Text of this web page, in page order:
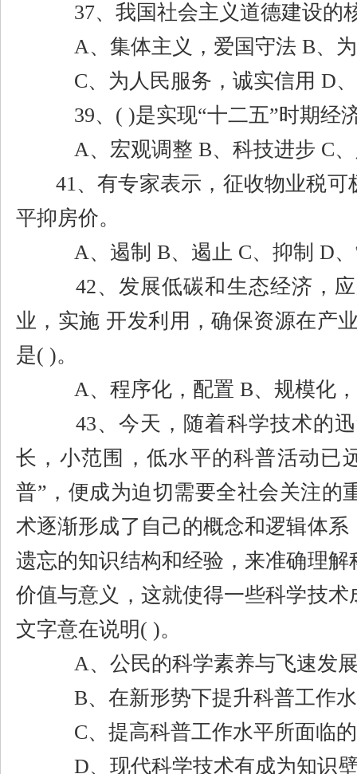
37、我国社会主义道德建设的
A、集体主义，爱国守法 B、
C、为人民服务，诚实信用 D
39、 ( )是实现“十二五”时期经
A、宏观调整 B、科技进步 C
41、有专家表示，征收物业税可
平抑房价。
A、遏制 B、遏止 C、抑制 D
42、发展低碳和生态经济，
业，实施 开发利用，确保资源在产
是( )。
A、程序化，配置 B、规模化
43、今天，随着科学技术的
长，小范围，低水平的科普活动已
普” ，便成为迫切需要全社会关注
术逐渐形成了自己的概念和逻辑体
遗忘的知识结构和经验，来准确理
价值与意义，这就使得一些科学技
文字意在说明( )。
A、公民的科学素养与飞速发
B、在新形势下提升科普工作
C、提高科普工作水平所面临
D、现代科学技术有成为知识